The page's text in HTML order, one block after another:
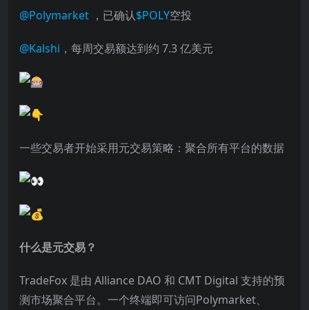
@Polymarket ，已确认$POLY空投
@Kalshi ，每周交易额达到约 7.3 亿美元
一些交易者开始采用元交易策略：聚合所有平台的数据
什么是元交易？
TradeFox 是由 Alliance DAO 和 CMT Digital 支持的预
测市场聚合平台。一个终端即可访问Polymarket、